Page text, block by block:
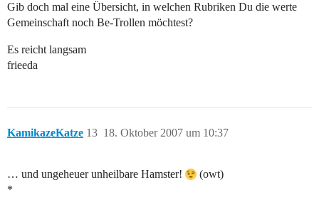
Gib doch mal eine Übersicht, in welchen Rubriken Du die werte
Gemeinschaft noch Be-Trollen möchtest?
Es reicht langsam
frieeda
KamikazeKatze 18. Oktober 2007 um 10:37
13
… und ungeheuer unheilbare Hamster!
(owt)
*